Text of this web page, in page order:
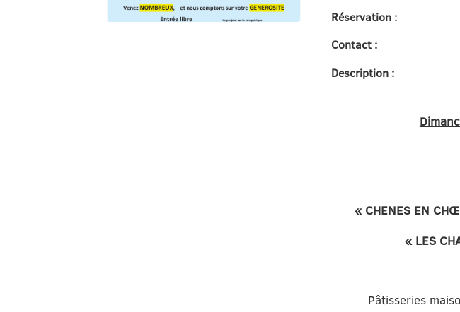
Réservation :
Contact :
Description :
« CHENES EN
« LES
Pâtisseries